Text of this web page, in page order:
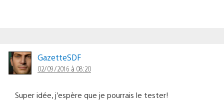
GazetteSDF
02/09/2016 à 08:20
Super idée, j’espère que je pourrais le tester!